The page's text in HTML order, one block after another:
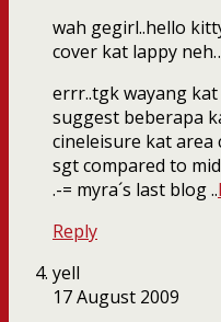
wah gegirl..hello
cover kat lappy
errr..tgk wayang
suggest beberapa
cineleisure kat area
sgt compared to
.-= myra´s last blog ..
Reply
yell
17 August 2009